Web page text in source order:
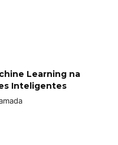
Learning na
Inteligentes